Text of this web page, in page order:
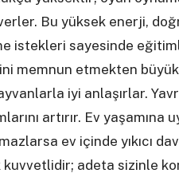
Bu yüksek enerji,
istekleri sayesinde
memnun etmekten büyük
iyi anlaşırlar.
artırır. Ev yaşamına
ev içinde yıkıcı
adeta sizinle